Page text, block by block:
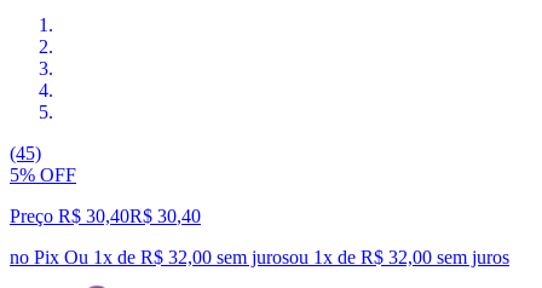
(45)
5% OFF
Preço R$ 30,40R$ 30,40
no Pix Ou 1x de R$ 32,00 sem jurosou 1x de R$ 32,00 sem juros